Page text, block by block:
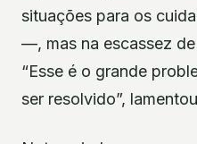
situações para os
—, mas na escassez
“Esse é o grande
ser resolvido”,